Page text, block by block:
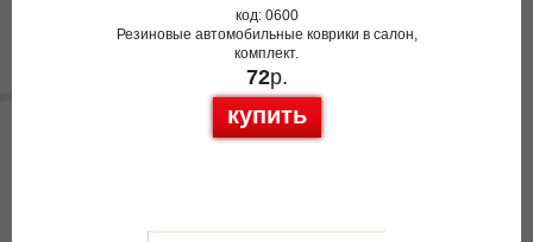
код: 0600
Резиновые автомобильные коврики в салон,
комплект.
72р.
купить